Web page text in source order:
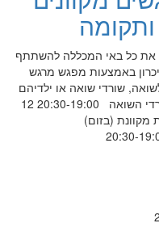
את כל באי המכללה להשתתף
באמצעות מפגש מרגש
שורדי שואה או ילדיהם
שגדלו בבתים שעוצבו על ידי הוריהם שורדי השואה 20:30-19:00 12
(בזום)